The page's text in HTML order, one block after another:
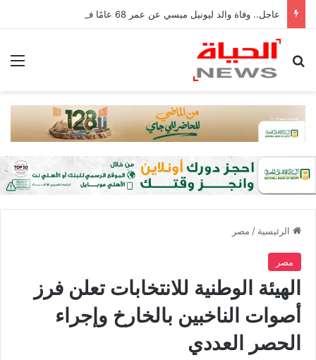
عاجل.. وفاة والد ليونيل ميسي عن عمر 68 عامًا في الأرجنتين
بحث عن
الرئيسية / مصر
مصر
الهيئة الوطنية للانتخابات تعلن فرز
أصوات الناخبين بالخارخ وإجراء
الحصر العددي